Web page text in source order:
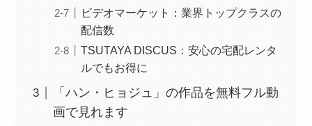
ビデオマーケット：業界トップクラスの
配信数
TSUTAYA DISCUS：安心の宅配レンタ
ルでもお得に
「ハン・ヒョジュ」の作品を無料フル動
画で見れます